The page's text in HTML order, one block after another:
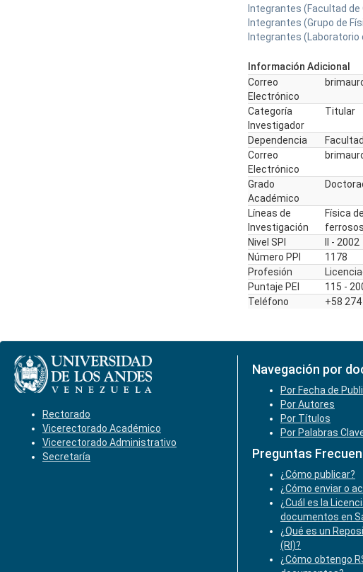
Integrantes (Facultad de
Integrantes (Grupo de
Integrantes (Laboratorio
Información Adicional
Correo
Electrónico
Categoría
Investigador
Titular
Dependencia
Correo
Electrónico
Grado
Académico
Líneas de
Investigación
Física
Nivel SPI
II - 2002
Número PPI
1178
Profesión
Puntaje PEI
115 -
Teléfono
+58
Rectorado
Vicerectorado Académico
Vicerectorado Administrativo
Secretaría
Navegación por
Por Fecha de
Por Autores
Por Títulos
Por Palabras
Preguntas
¿Cómo publicar?
¿Cómo enviar o
¿Cuál es la
documentos en
¿Qué es un
(RI)?
¿Cómo obtengo